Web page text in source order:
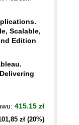
Scalable,
Edition
415.15 zł
zł (20%)